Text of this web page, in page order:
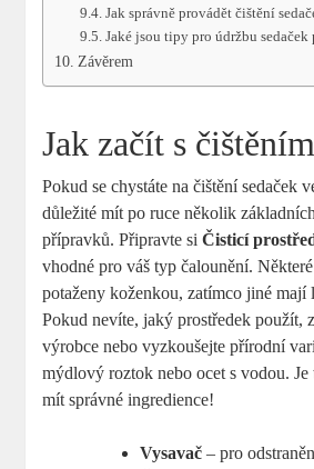
Jak správně provádět čištění
Jaké jsou tipy pro údržbu sedaček
Závěrem
Jak začít s
Pokud se chystáte na čištění sedaček
důležité mít po ruce několik
přípravků. Připravte siČisticí
vhodné pro váš typ čalounění.
potaženy koženkou, zatímco jiné mají
Pokud nevíte, jaký prostředek použít,
výrobce nebo vyzkoušejte přírodní
mýdlový roztok nebo ocet s vodou.
mít správné ingredience!
Vysavač – pro